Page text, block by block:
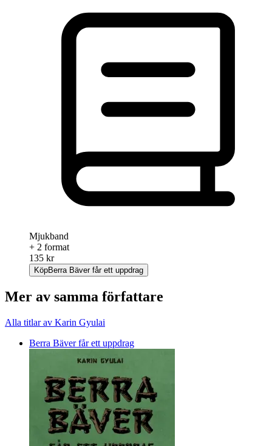
Mjukband
+ 2 format
135 kr
KöpBerra Bäver får ett uppdrag
Mer av samma författare
Alla titlar av Karin Gyulai
Berra Bäver får ett uppdrag